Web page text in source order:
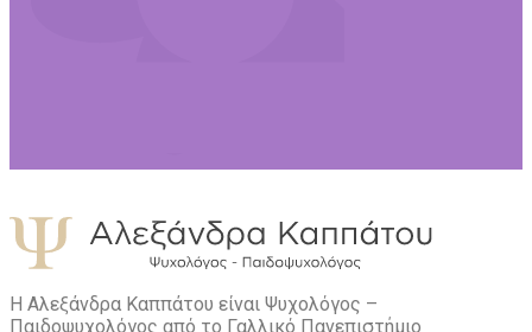
Η Αλεξάνδρα Καππάτου είναι Ψυχολόγος –
Παιδοψυχολόγος από το Γαλλικό Πανεπιστήμιο